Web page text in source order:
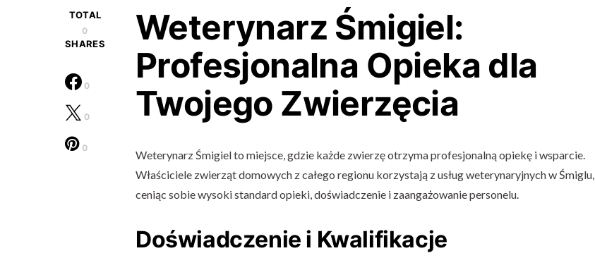
TOTAL
0
SHARES
0
0
0
Weterynarz Śmigiel:
Profesjonalna Opieka dla
Twojego Zwierzęcia
Weterynarz Śmigiel to miejsce, gdzie każde zwierzę otrzyma profesjonalną opiekę i wsparcie.
Właściciele zwierząt domowych z całego regionu korzystają z usług weterynaryjnych w Śmiglu,
ceniąc sobie wysoki standard opieki, doświadczenie i zaangażowanie personelu.
Doświadczenie i Kwalifikacje